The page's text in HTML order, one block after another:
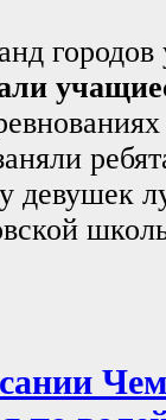
девушек